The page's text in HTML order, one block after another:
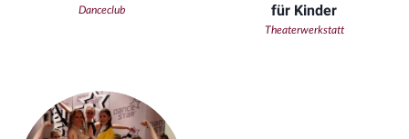
Danceclub
für Kinder
Theaterwerkstatt